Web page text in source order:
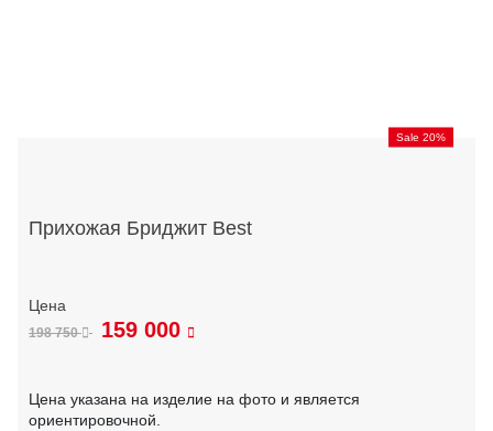
Sale 20%
Прихожая Бриджит Best
198 750 159 000
Цена указана на изделие на фото и является
ориентировочной.